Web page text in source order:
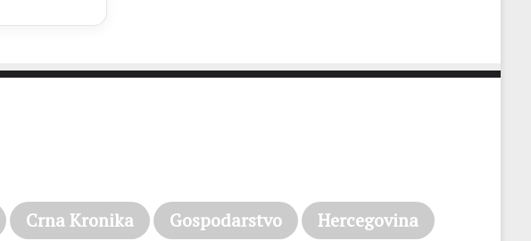
Crna Kronika Gospodarstvo
Hercegovina